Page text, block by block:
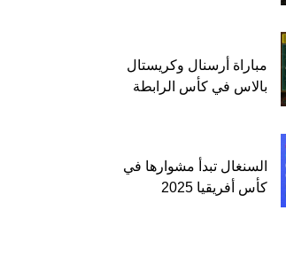
مباراة أرسنال وكريستال
بالاس في كأس الرابطة
السنغال تبدأ مشوارها في
كأس أفريقيا 2025